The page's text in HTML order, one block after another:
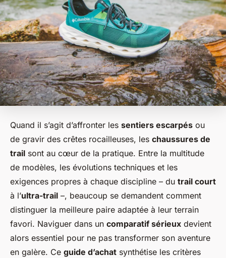
Quand il s’agit d’affronter les sentiers escarpés ou
de gravir des crêtes rocailleuses, les chaussures de
trail sont au cœur de la pratique. Entre la multitude
de modèles, les évolutions techniques et les
exigences propres à chaque discipline – du trail court
à l’ultra-trail –, beaucoup se demandent comment
distinguer la meilleure paire adaptée à leur terrain
favori. Naviguer dans un comparatif sérieux devient
alors essentiel pour ne pas transformer son aventure
en galère. Ce guide d’achat synthétise les critères